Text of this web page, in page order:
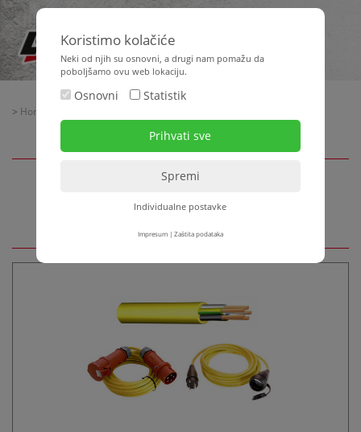
> Home
Elektromaterijal - Rasvjeta
Koristimo kolačiće
Neki od njih su osnovni, a drugi nam pomažu da
poboljšamo ovu web lokaciju.
Osnovni Statistik
Individualne postavke
Impresum| Zaštita podataka